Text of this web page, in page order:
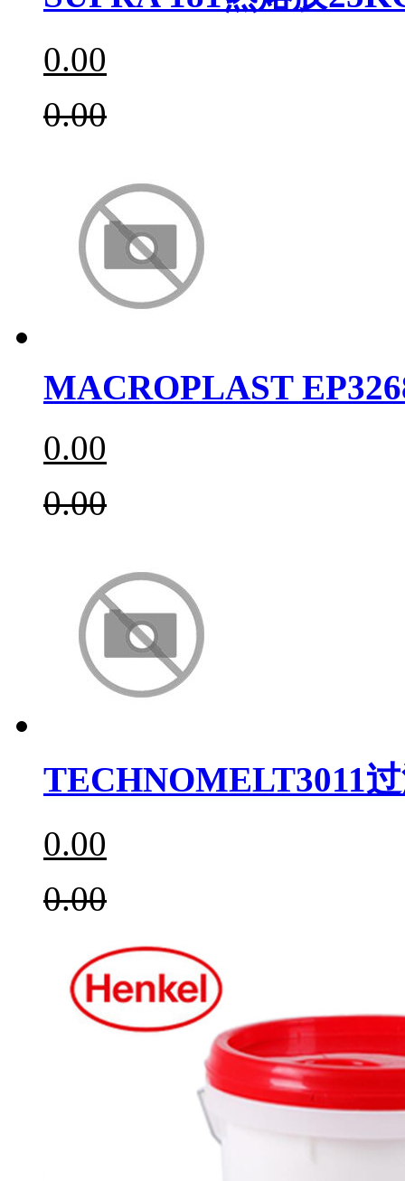
0.00
0.00
MACROPLAST
0.00
0.00
TECHNOMELT3011
0.00
0.00